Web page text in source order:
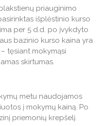
priauginimo
išplėstinio kurso
per 5 d.d. po įvykdyto
bazinio kurso kaina yra
tęsiant mokymąsi
skirtumas.
metu naudojamos
į mokymų kainą. Po
priemonių krepšelį.